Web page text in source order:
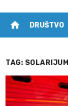
home DRUŠTVO
TAG: SOLARIJUM